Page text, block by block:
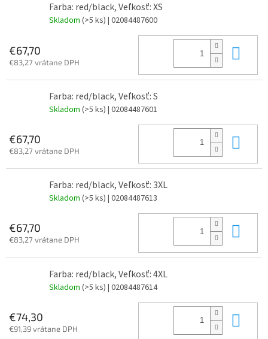
Farba: red/black, Veľkosť: XS
Skladom (>5 ks) | 02084487600
€67,70
€83,27 vrátane DPH
Farba: red/black, Veľkosť: S
Skladom (>5 ks) | 02084487601
€67,70
€83,27 vrátane DPH
Farba: red/black, Veľkosť: 3XL
Skladom (>5 ks) | 02084487613
€67,70
€83,27 vrátane DPH
Farba: red/black, Veľkosť: 4XL
Skladom (>5 ks) | 02084487614
€74,30
€91,39 vrátane DPH